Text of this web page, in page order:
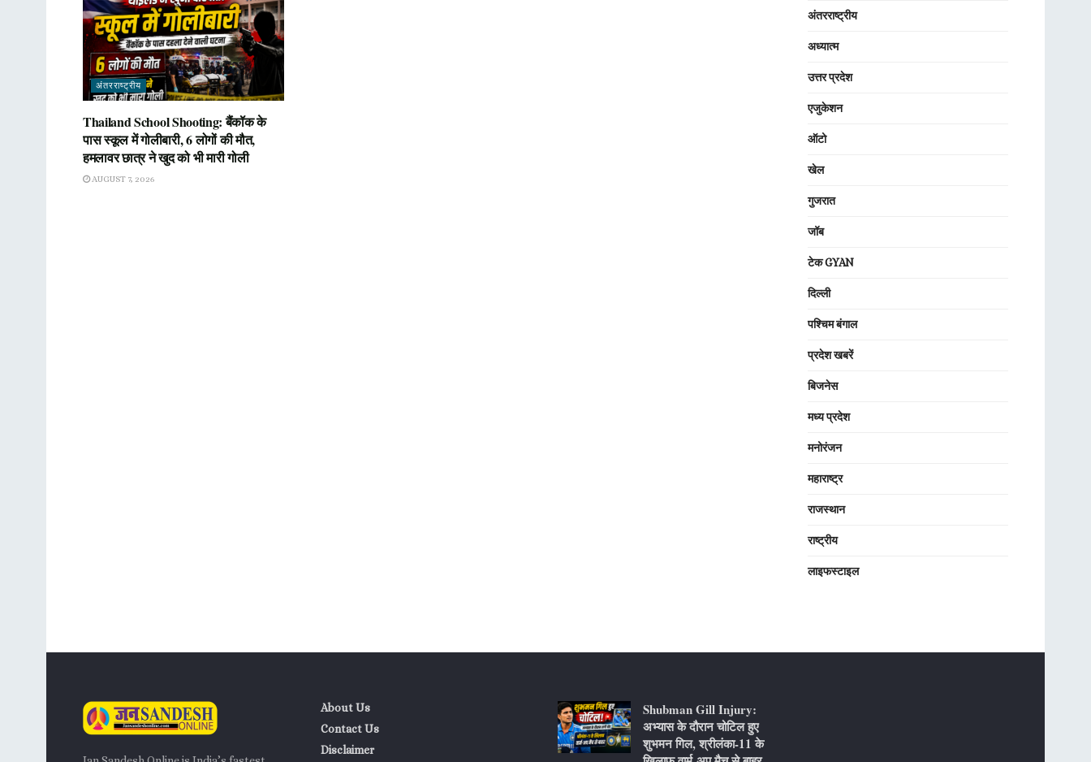
अंतरराष्ट्रीय
Thailand School Shooting: बैंकॉक के
पास स्कूल में गोलीबारी, 6 लोगों की मौत,
हमलावर छात्र ने खुद को भी मारी गोली
AUGUST 7, 2026
अंतरराष्ट्रीय
अध्यात्म
उत्तर प्रदेश
एजुकेशन
ऑटो
खेल
गुजरात
जॉब
टेक GYAN
दिल्ली
पश्चिम बंगाल
प्रदेश खबरें
बिजनेस
मध्य प्रदेश
मनोरंजन
महाराष्ट्र
राजस्थान
राष्ट्रीय
लाइफस्टाइल
About Us
Contact Us
Disclaimer
Shubman Gill Injury:
अभ्यास के दौरान चोटिल हुए
शुभमन गिल, श्रीलंका-11 के